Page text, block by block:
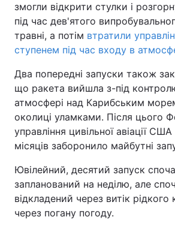
змогли відкрити стулки і
під час дев'ятого
травні, а потім втратили
ступенем під час входу в
Два попередні запуски також
що ракета вийшла з-під
атмосфері над Карибським
околиці уламками. Після цього
управління цивільної авіації США
місяців заборонило майбутні
Ювілейний, десятий запуск
запланований на неділю, але
відкладений через витік
через погану погоду.